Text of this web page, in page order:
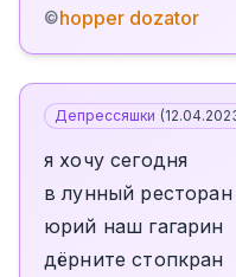
©hopper dozator
Депрессяшки (
я хочу сегодня
в лунный ресторан
юрий наш гагарин
дёрните стопкран